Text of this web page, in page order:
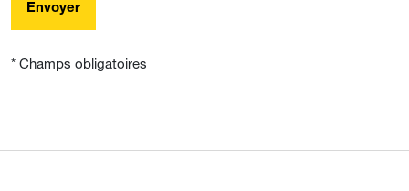
Envoyer
* Champs obligatoires